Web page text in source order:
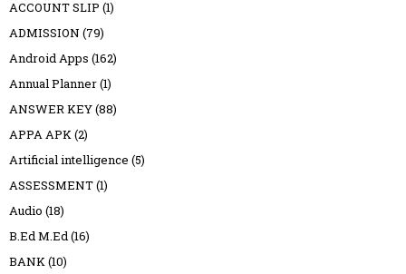
ACCOUNT SLIP (1)
ADMISSION (79)
Android Apps (162)
Annual Planner(1)
ANSWER KEY(88)
APPA APK(2)
Artificial intelligence (5)
ASSESSMENT(1)
Audio (18)
B.Ed M.Ed(16)
BANK(10)